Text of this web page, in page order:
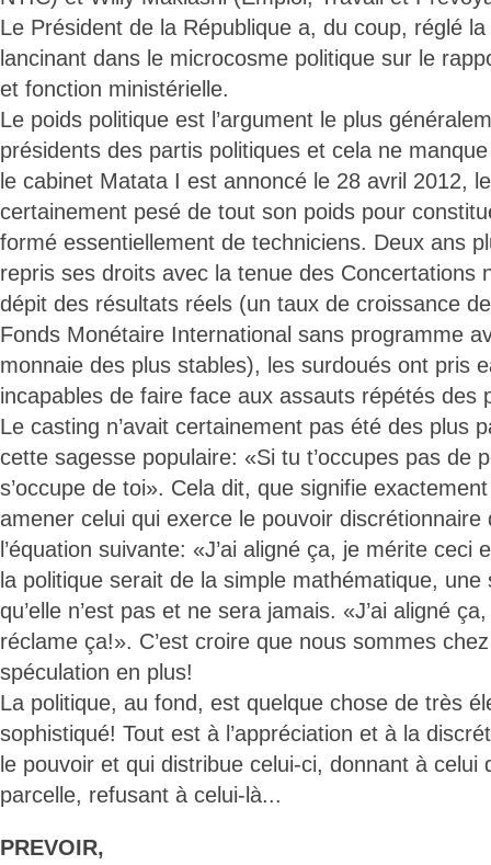
Le Président de la République a, du coup, réglé
lancinant dans le microcosme politique sur le
et fonction ministérielle.
Le poids politique est l’argument le plus
présidents des partis politiques et cela ne
le cabinet Matata I est annoncé le 28 avril 2012,
certainement pesé de tout son poids pour
formé essentiellement de techniciens. Deux ans
repris ses droits avec la tenue des Concertations
dépit des résultats réels (un taux de croissance
Fonds Monétaire International sans programme
monnaie des plus stables), les surdoués ont pris
incapables de faire face aux assauts répétés des
Le casting n’avait certainement pas été des plus
cette sagesse populaire: «Si tu t’occupes pas de
s’occupe de toi». Cela dit, que signifie
amener celui qui exerce le pouvoir discrétionnaire
l’équation suivante: «J’ai aligné ça, je mérite ceci
la politique serait de la simple mathématique,
qu’elle n’est pas et ne sera jamais. «J’ai aligné
réclame ça!». C’est croire que nous sommes
spéculation en plus!
La politique, au fond, est quelque chose de très
sophistiqué! Tout est à l’appréciation et à la
le pouvoir et qui distribue celui-ci, donnant à celui
parcelle, refusant à celui-là...
PREVOIR,